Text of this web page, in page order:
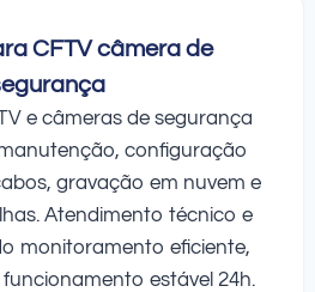
CFTV câmera de
e câmeras de segurança
configuração
gravação em nuvem e
Atendimento técnico e
monitoramento eficiente,
estável 24h.